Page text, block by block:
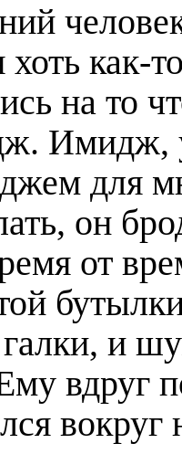
хоть как-
на то
Имидж,
для
он
от
и
вдруг
вокруг